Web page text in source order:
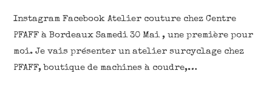
Instagram Facebook Atelier couture chez Centre
PFAFF à Bordeaux Samedi 30 Mai , une première pour
moi. Je vais présenter un atelier surcyclage chez
PFAFF, boutique de machines à coudre,…